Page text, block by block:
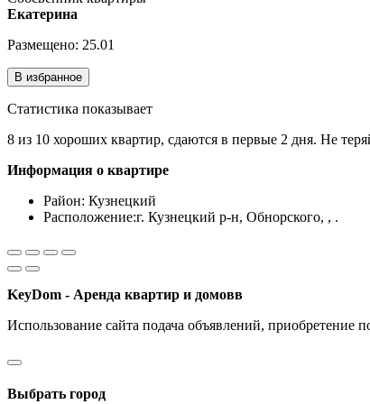
Екатерина
Размещено: 25.01
В избранное
Статистика показывает
8 из 10 хороших квартир, сдаются в первые 2 дня. Не
Информация о квартире
Район: Кузнецкий
Расположение:г. Кузнецкий р-н, Обнорского, , .
KeyDom - Аренда квартир и домовв
Использование сайта подача объявлений, приобретение
Выбрать город